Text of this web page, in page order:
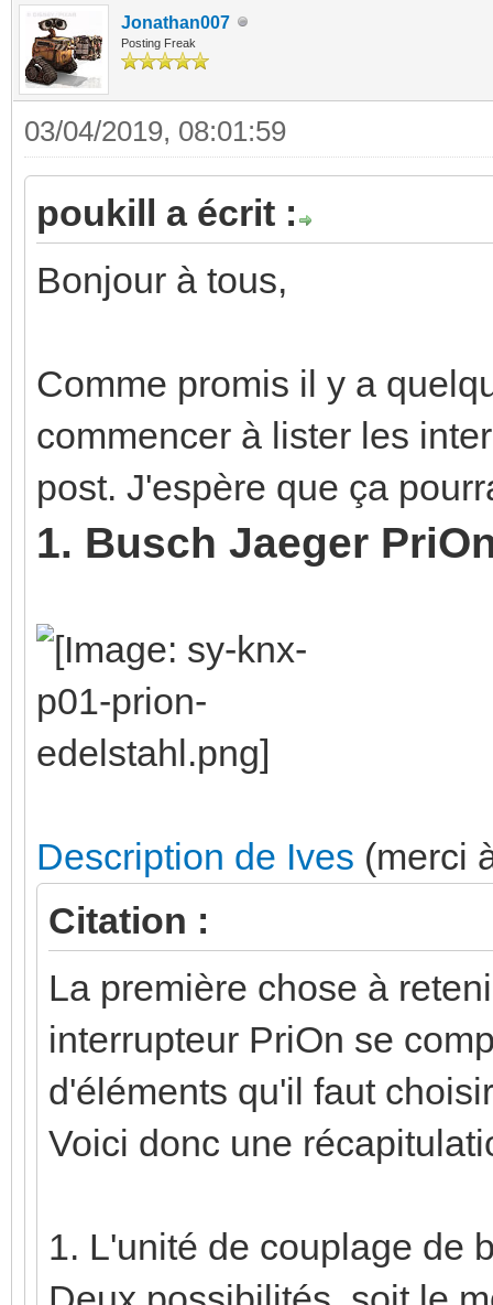
Jonathan007
Posting Freak
03/04/2019, 08:01:59
poukill a écrit :
Bonjour à tous,
Comme promis il y a
commencer à lister les
post. J'espère que ça
1. Busch Jaeger
Description de Ives (merci
Citation :
La première chose à
interrupteur PriOn se
d'éléments qu'il faut
Voici donc une
1. L'unité de couplage de